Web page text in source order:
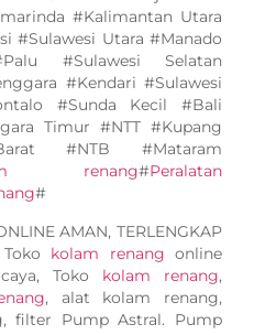
#Kalimantan Utara
#Sulawesi Utara #Manado
#Sulawesi Selatan
#Kendari #Sulawesi
#Sunda Kecil #Bali
Timur #NTT #Kupang
#NTB #Mataram
renang#Peralatan
#
AMAN, TERLENGKAP
Toko kolam renang online
Toko kolam renang,
, alat kolam renang,
filter Pump Astral. Pump